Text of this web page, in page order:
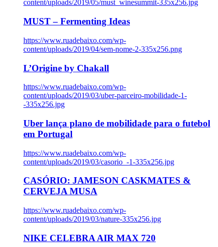
content/uploads/2019/05/must_winesummit-335x256.jpg
MUST – Fermenting Ideas
https://www.ruadebaixo.com/wp-
content/uploads/2019/04/sem-nome-2-335x256.png
L’Origine by Chakall
https://www.ruadebaixo.com/wp-
content/uploads/2019/03/uber-parceiro-mobilidade-1-
-335x256.jpg
Uber lança plano de mobilidade para o futebol
em Portugal
https://www.ruadebaixo.com/wp-
content/uploads/2019/03/casorio_-1-335x256.jpg
CASÓRIO: JAMESON CASKMATES &
CERVEJA MUSA
https://www.ruadebaixo.com/wp-
content/uploads/2019/03/nature-335x256.jpg
NIKE CELEBRA AIR MAX 720